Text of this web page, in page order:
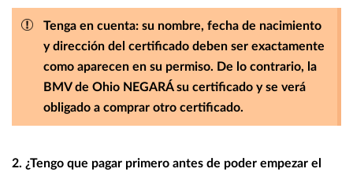
Tenga en cuenta: su nombre, fecha de nacimiento
y dirección del certificado deben ser exactamente
como aparecen en su permiso. De lo contrario, la
BMV de Ohio NEGARÁ su certificado y se verá
obligado a comprar otro certificado.
2. ¿Tengo que pagar primero antes de poder empezar el